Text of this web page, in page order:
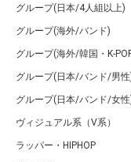
グループ(日本/4人組以上)
グループ(海外/バンド)
グループ(海外/韓国・K-
グループ(日本/バンド/男性
グループ(日本/バンド/女性
ヴィジュアル系（V系）
ラッパー・HIPHOP